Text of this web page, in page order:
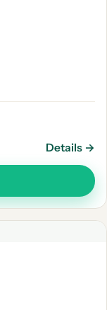
Details →